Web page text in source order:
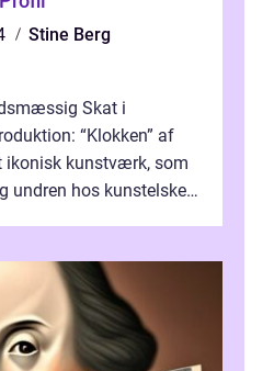
Stine Berg
Skat i
“Klokken” af
ikonisk kunstværk, som
undren hos kunstelskere